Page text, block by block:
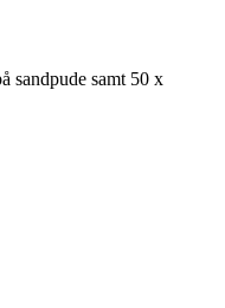
sandpude samt 50 x